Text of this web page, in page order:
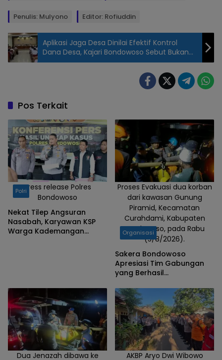
Penulis: Mulyono Editor: Rofiuddin
Aplikasi Jaga Desa Dinilai Efektif Kontrol
Dana Desa, Kajari Bondowoso Sebut Bukan
untuk Umum
Pos Terkait
Press release Polres
Bondowoso
Polri
Nekat Tilep Angsuran
Nasabah, Karyawan KSP
Warga Kademangan
Proses Evakuasi dua korban
dari kawasan Gunung
Piramid, Kecamatan
Curahdami, Kabupaten
Bondowoso, pada Rabu
(5/8/2026).
Organisasi
Sakera Bondowoso
Apresiasi Tim Gabungan
yang Berhasil
Gunung Piramid
Dua Jenazah dibawa ke AKBP Aryo Dwi Wibowo